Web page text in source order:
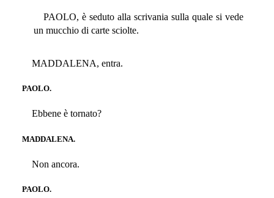
PAOLO, è seduto alla scrivania sulla quale si vede
un mucchio di carte sciolte.
MADDALENA, entra.
PAOLO.
Ebbene è tornato?
MADDALENA.
Non ancora.
PAOLO.